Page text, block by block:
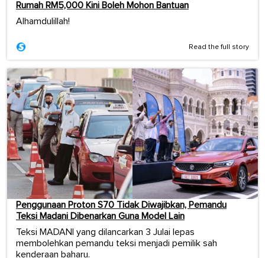
Rumah RM5,000 Kini Boleh Mohon Bantuan
Alhamdulillah!
Read the full story
Penggunaan Proton S70 Tidak Diwajibkan, Pemandu
Teksi Madani Dibenarkan Guna Model Lain
Teksi MADANI yang dilancarkan 3 Julai lepas
membolehkan pemandu teksi menjadi pemilik sah
kenderaan baharu.